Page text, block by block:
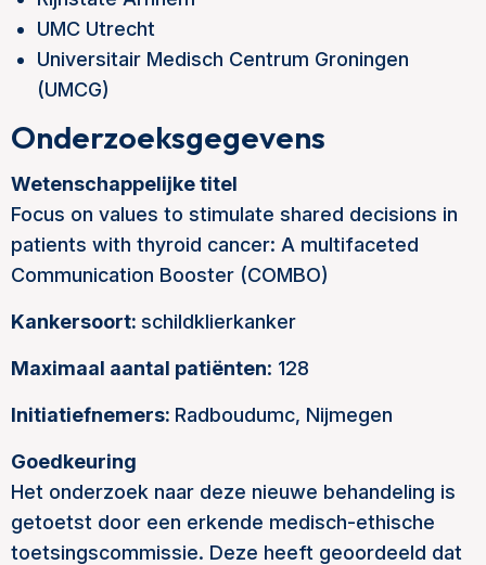
UMC Utrecht
Universitair Medisch Centrum Groningen
(UMCG)
Onderzoeksgegevens
Wetenschappelijke titel
Focus on values to stimulate shared decisions in
patients with thyroid cancer: A multifaceted
Communication Booster (COMBO)
Kankersoort: schildklierkanker
Maximaal aantal patiënten: 128
Initiatiefnemers: Radboudumc, Nijmegen
Goedkeuring
Het onderzoek naar deze nieuwe behandeling is
getoetst door een erkende medisch-ethische
toetsingscommissie. Deze heeft geoordeeld dat